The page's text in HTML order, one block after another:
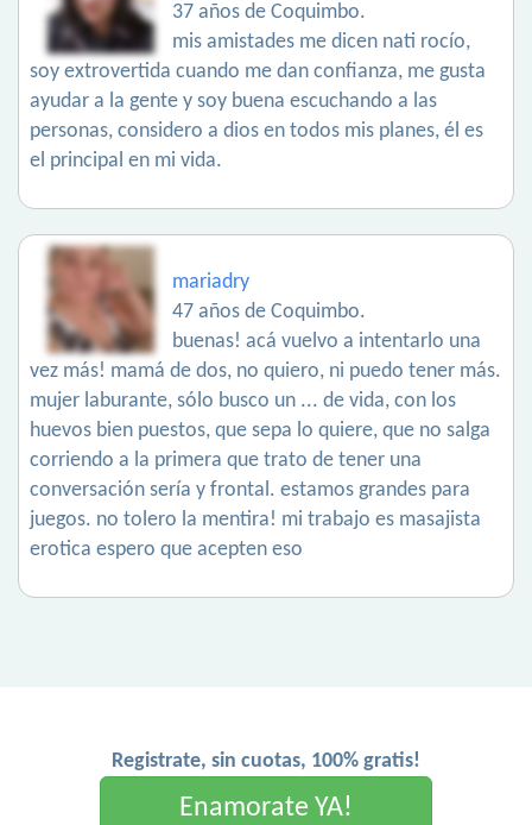
37 años de Coquimbo.
mis amistades me dicen nati rocío,
soy extrovertida cuando me dan confianza, me gusta
ayudar a la gente y soy buena escuchando a las
personas, considero a dios en todos mis planes, él es
el principal en mi vida.
mariadry
47 años de Coquimbo.
buenas! acá vuelvo a intentarlo una
vez más! mamá de dos, no quiero, ni puedo tener más.
mujer laburante, sólo busco un ... de vida, con los
huevos bien puestos, que sepa lo quiere, que no salga
corriendo a la primera que trato de tener una
conversación sería y frontal. estamos grandes para
juegos. no tolero la mentira! mi trabajo es masajista
erotica espero que acepten eso
Registrate, sin cuotas, 100% gratis!
Enamorate YA!